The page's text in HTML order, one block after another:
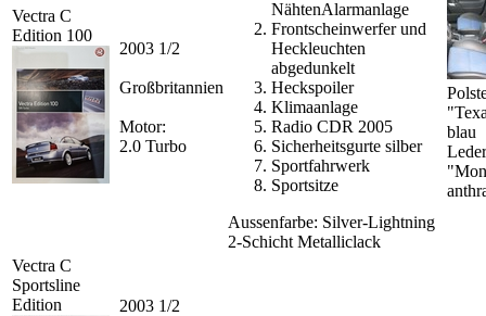
Vectra C
Edition 100
2003 1/2
Großbritannien
Motor:
2.0 Turbo
NähtenAlarmanlage
Frontscheinwerfer und
Heckleuchten
abgedunkelt
Heckspoiler
Klimaanlage
Radio CDR 2005
Sicherheitsgurte silber
Sportfahrwerk
Sportsitze
Aussenfarbe: Silver-Lightning
2-Schicht Metalliclack
blau
Leder
Vectra C
Sportsline
Edition
2003 1/2